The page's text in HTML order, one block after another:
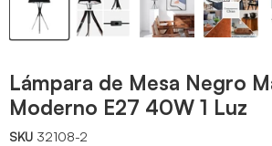
Lámpara de Mesa Negro
Moderno E27 40W 1 Luz
SKU 32108-2